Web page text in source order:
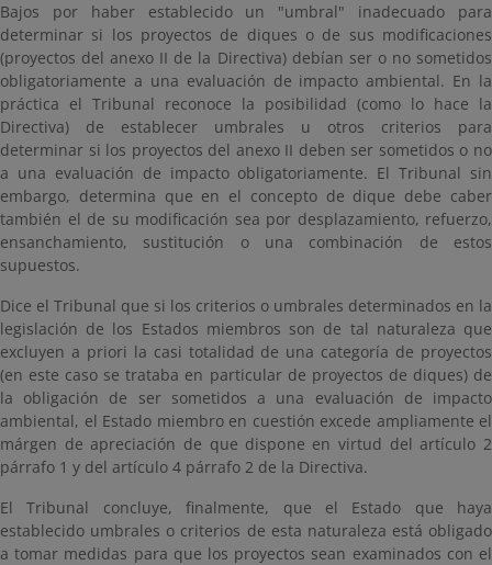
Bajos por haber establecido un "umbral" inadecuado para
determinar si los proyectos de diques o de sus modificaciones
(proyectos del anexo II de la Directiva) debían ser o no sometidos
obligatoriamente a una evaluación de impacto ambiental. En la
práctica el Tribunal reconoce la posibilidad (como lo hace la
Directiva) de establecer umbrales u otros criterios para
determinar si los proyectos del anexo II deben ser sometidos o no
a una evaluación de impacto obligatoriamente. El Tribunal sin
embargo, determina que en el concepto de dique debe caber
también el de su modificación sea por desplazamiento, refuerzo,
ensanchamiento, sustitución o una combinación de estos
supuestos.
Dice el Tribunal que si los criterios o umbrales determinados en la
legislación de los Estados miembros son de tal naturaleza que
excluyen a priori la casi totalidad de una categoría de proyectos
(en este caso se trataba en particular de proyectos de diques) de
la obligación de ser sometidos a una evaluación de impacto
ambiental, el Estado miembro en cuestión excede ampliamente el
márgen de apreciación de que dispone en virtud del artículo 2
párrafo 1 y del artículo 4 párrafo 2 de la Directiva.
El Tribunal concluye, finalmente, que el Estado que haya
establecido umbrales o criterios de esta naturaleza está obligado
a tomar medidas para que los proyectos sean examinados con el